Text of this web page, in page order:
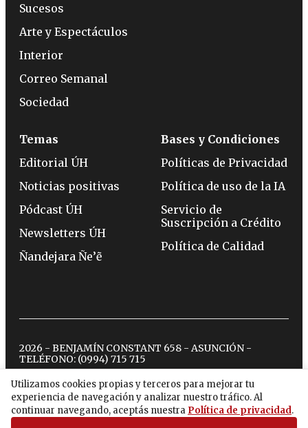
Utilizamos cookies propias y terceros para mejorar tu
experiencia de navegación y analizar nuestro tráfico. Al
continuar navegando, aceptás nuestra Política de privacidad.
Sucesos
Arte y Espectáculos
Interior
Correo Semanal
Sociedad
Temas
Editorial ÚH
Noticias positivas
Pódcast ÚH
Newsletters ÚH
Ñandejara Ñe’ẽ
Bases y Condiciones
Políticas de Privacidad
Política de uso de la IA
Servicio de
Suscripción a Crédito
Política de Calidad
2026 - BENJAMÍN CONSTANT 658 - ASUNCIÓN -
TELÉFONO: (0994) 715 715
twitterinstagram
facebook
tiktokyoutubespotify